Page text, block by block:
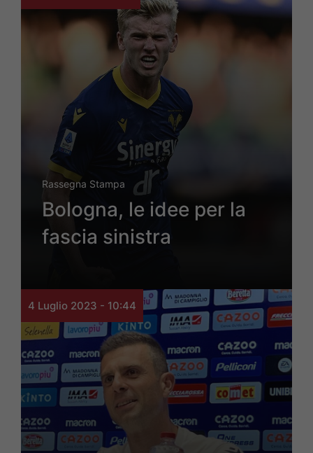
Rassegna Stampa
Bologna, le idee per la
fascia sinistra
4 Luglio 2023 - 10:44